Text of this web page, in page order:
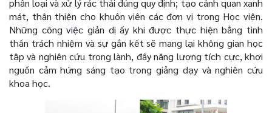
phân loại và xử lý rác thải đúng quy định; tạo cảnh quan xanh
mát, thân thiện cho khuôn viên các đơn vị trong Học viện.
Những công việc giản dị ấy khi được thực hiện bằng tinh
thần trách nhiệm và sự gắn kết sẽ mang lại không gian học
tập và nghiên cứu trong lành, đầy năng lượng tích cực, khơi
nguồn cảm hứng sáng tạo trong giảng dạy và nghiên cứu
khoa học.